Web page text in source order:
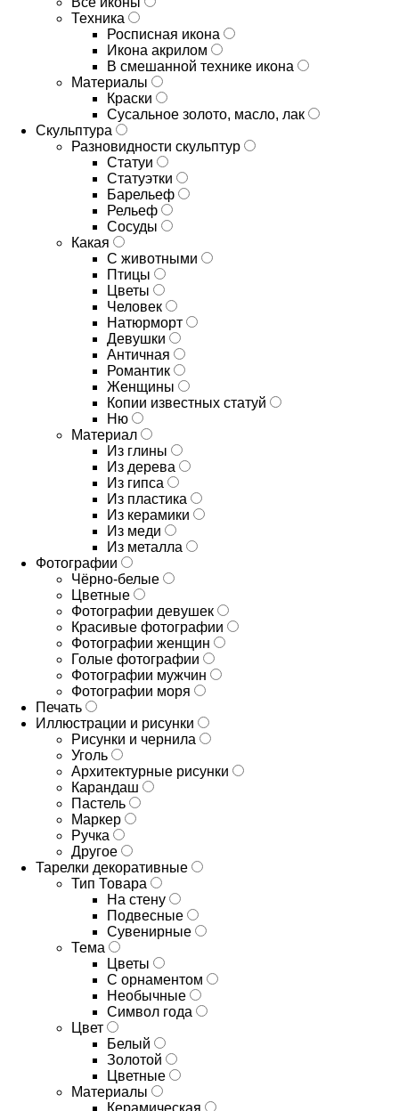
Техника
Росписная икона
Икона акрилом
В смешанной технике икона
Материалы
Краски
Сусальное золото, масло, лак
Скульптура
Разновидности скульптур
Статуи
Статуэтки
Барельеф
Рельеф
Сосуды
Какая
С животными
Птицы
Цветы
Человек
Натюрморт
Девушки
Античная
Романтик
Женщины
Копии известных статуй
Ню
Материал
Из глины
Из дерева
Из гипса
Из пластика
Из керамики
Из меди
Из металла
Фотографии
Чёрно-белые
Цветные
Фотографии девушек
Красивые фотографии
Фотографии женщин
Голые фотографии
Фотографии мужчин
Фотографии моря
Печать
Иллюстрации и рисунки
Рисунки и чернила
Уголь
Архитектурные рисунки
Карандаш
Пастель
Маркер
Ручка
Другое
Тарелки декоративные
Тип Товара
На стену
Подвесные
Сувенирные
Тема
Цветы
С орнаментом
Необычные
Символ года
Цвет
Белый
Золотой
Цветные
Материалы
Керамическая